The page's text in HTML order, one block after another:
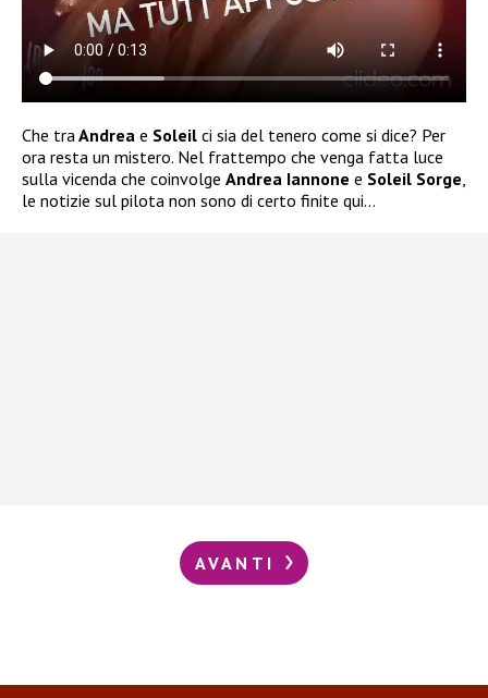
Che traAndrea e Soleil ci sia del tenero come si dice? Per
ora resta un mistero. Nel frattempo che venga fatta luce
sulla vicenda che coinvolge Andrea Iannone e Soleil Sorge,
le notizie sul pilota non sono di certo finite qui…
AVANTI